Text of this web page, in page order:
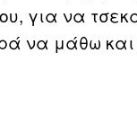
για να
να μάθω